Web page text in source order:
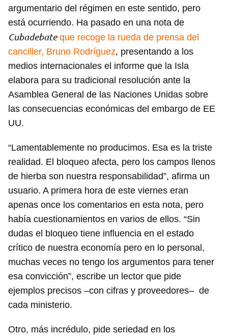
argumentario del régimen en este sentido, pero
está ocurriendo. Ha pasado en una nota de
Cubadebate que recoge la rueda de prensa del
canciller, Bruno Rodríguez, presentando a los
medios internacionales el informe que la Isla
elabora para su tradicional resolución ante la
Asamblea General de las Naciones Unidas sobre
las consecuencias económicas del embargo de EE
UU.
“Lamentablemente no producimos. Esa es la triste
realidad. El bloqueo afecta, pero los campos llenos
de hierba son nuestra responsabilidad”, afirma un
usuario. A primera hora de este viernes eran
apenas once los comentarios en esta nota, pero
había cuestionamientos en varios de ellos. “Sin
dudas el bloqueo tiene influencia en el estado
crítico de nuestra economía pero en lo personal,
muchas veces no tengo los argumentos para tener
esa convicción”, escribe un lector que pide
ejemplos precisos –con cifras y proveedores– de
cada ministerio.
Otro, más incrédulo, pide seriedad en los